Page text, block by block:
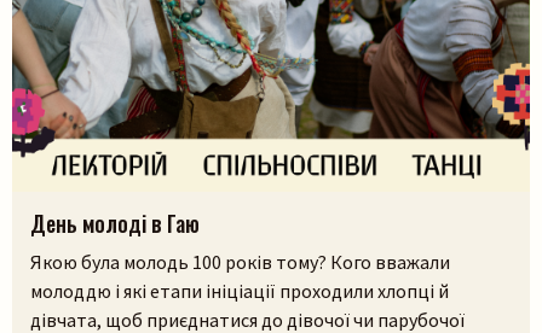
День молоді в Гаю
Якою була молодь 100 років тому? Кого вважали
молоддю і які етапи ініціації проходили хлопці й
дівчата, щоб приєднатися до дівочої чи парубочої